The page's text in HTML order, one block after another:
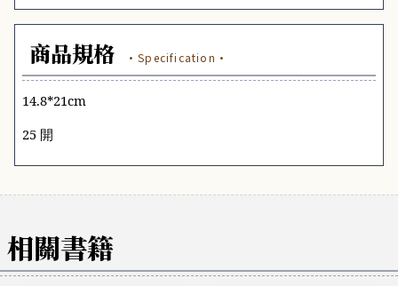
商品規格 ·Specification·
14.8*21cm
25 開
相關書籍